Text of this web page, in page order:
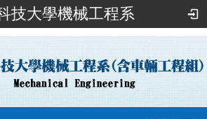
技大學機械工程系